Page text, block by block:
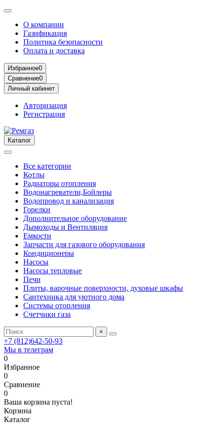
О компании
Газификация
Политика безопасности
Оплата и доставка
Избранное0
Сравнение0
Личный кабинет
Авторизация
Регистрация
Каталог
Все категории
Котлы
Радиаторы отопления
Водонагреватели,Бойлеры
Водопровод и канализация
Горелки
Дополнительное оборудование
Дымоходы и Вентиляция
Емкости
Запчасти для газового оборудования
Кондиционеры
Насосы
Насосы тепловые
Печи
Плиты, варочные поверхности, духовые шкафы
Сантехника для уютного дома
Системы отопления
Счетчики газа
×
+7 (812)642-50-93
Мы в телеграм
0
Избранное
0
Сравнение
0
Ваша корзина пуста!
Корзина
Каталог